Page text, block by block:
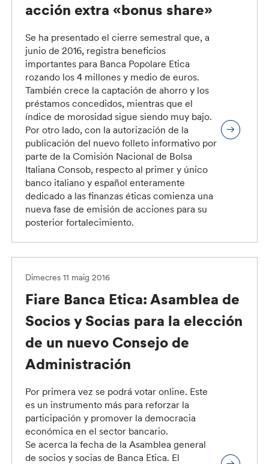
acción extra «bonus share»
Se ha presentado el cierre semestral que, a
junio de 2016, registra beneficios
importantes para Banca Popolare Etica
rozando los 4 millones y medio de euros.
También crece la captación de ahorro y los
préstamos concedidos, mientras que el
índice de morosidad sigue siendo muy bajo.
Por otro lado, con la autorización de la
publicación del nuevo folleto informativo por
parte de la Comisión Nacional de Bolsa
Italiana Consob, respecto al primer y único
banco italiano y español enteramente
dedicado a las finanzas éticas comienza una
nueva fase de emisión de acciones para su
posterior fortalecimiento.
Dimecres 11 maig 2016
Fiare Banca Etica: Asamblea de
Socios y Socias para la elección
de un nuevo Consejo de
Administración
Por primera vez se podrá votar online. Este
es un instrumento más para reforzar la
participación y promover la democracia
económica en el sector bancario.
Se acerca la fecha de la Asamblea general
de socios y socias de Banca Etica. El